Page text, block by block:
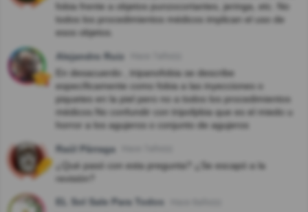
fobia frente a objetos punzocortantes, jeringa, etc. No
todos los procedimientos médicos implican el uso de
esos objetos.
Alejandro Ruiz
En desacuerdo , tripanofobia se describe
específicamente como fobia a las inyecciones o
piquetes en la piel pero no a todos los procedimientos
médicos.No confundir con tripofpbia que es el miedo u
horror a los agujeros o conjunto de agujeros
Raúl Párraga
¿Qué pasó con esta pregunta? ¿Se escapó a la
revisión?
EL Sol Sale Para Todos